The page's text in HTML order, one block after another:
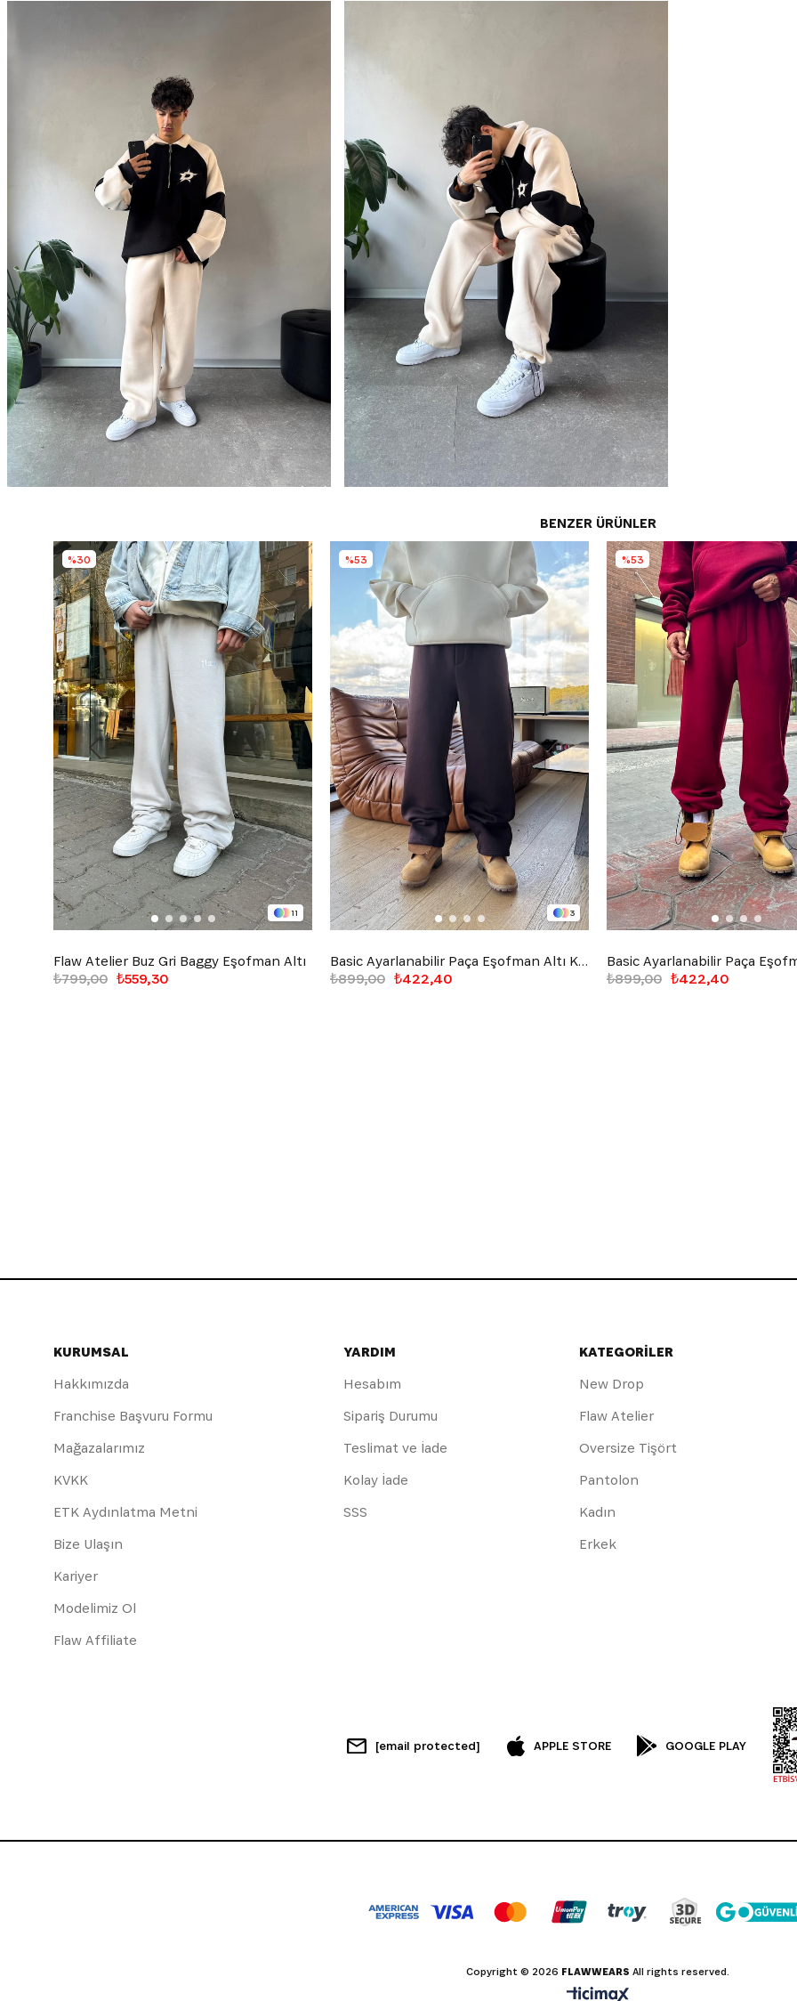
BENZER ÜRÜNLER
11
Flaw Atelier Buz Gri Baggy Eşofman Altı
₺559,30
₺799,00
%30
3
Basic Ayarlanabilir Paça Eşofman Altı Kahverengi
₺422,40
₺899,00
%53
₺422,40
₺899,00
%53
KURUMSAL
Hakkımızda
Franchise Başvuru Formu
Mağazalarımız
KVKK
ETK Aydınlatma Metni
Bize Ulaşın
Kariyer
Modelimiz Ol
Flaw Affiliate
YARDIM
Hesabım
Sipariş Durumu
Teslimat ve İade
Kolay İade
SSS
KATEGORİLER
New Drop
Flaw Atelier
Oversize Tişört
Pantolon
Kadın
Erkek
[email protected] APPLE STORE GOOGLE PLAY
Copyright © 2026 FLAWWEARS All rights reserved.